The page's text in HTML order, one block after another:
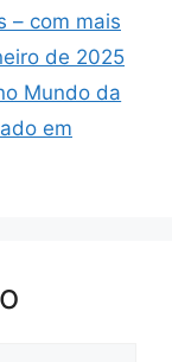
– com mais
de 2025
Mundo da
em